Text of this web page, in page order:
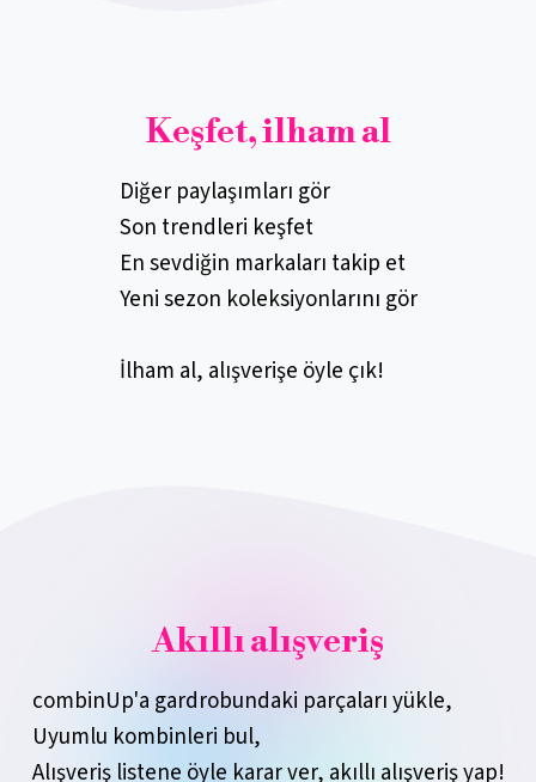
Keşfet, ilham al
Diğer paylaşımları gör
Son trendleri keşfet
En sevdiğin markaları takip et
Yeni sezon koleksiyonlarını gör
İlham al, alışverişe öyle çık!
Akıllı alışveriş
combinUp'a gardrobundaki parçaları yükle,
Uyumlu kombinleri bul,
Alışveriş listene öyle karar ver, akıllı alışveriş yap!